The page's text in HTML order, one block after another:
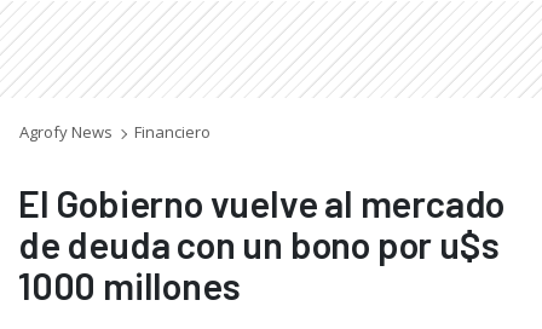
Agrofy News Financiero
El Gobierno vuelve al mercado
de deuda con un bono por u$s
1000 millones